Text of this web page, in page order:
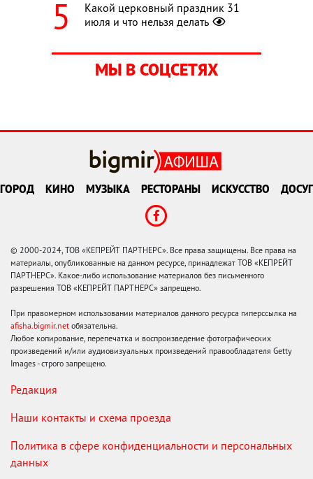
Какой церковный праздник 31
июля и что нельзя делать
МЫ В СОЦСЕТЯХ
ГОРОД КИНО МУЗЫКА РЕСТОРАНЫ ИСКУССТВО ДОСУГ
© 2000-2024, ТОВ «КЕПРЕЙТ ПАРТНЕРС». Все права защищены. Все права на
материалы, опубликованные на данном ресурсе, принадлежат ТОВ «КЕПРЕЙТ
ПАРТНЕРС». Какое-либо использование материалов без письменного
разрешения ТОВ «КЕПРЕЙТ ПАРТНЕРС» запрещено.
При правомерном использовании материалов данного ресурса гиперссылка на
afisha.bigmir.net обязательна.
Любое копирование, перепечатка и воспроизведение фотографических
произведений и/или аудиовизуальных произведений правообладателя Getty
Images - строго запрещено.
Редакция
Наши контакты и схема проезда
Политика в сфере конфиденциальности и персональных
данных